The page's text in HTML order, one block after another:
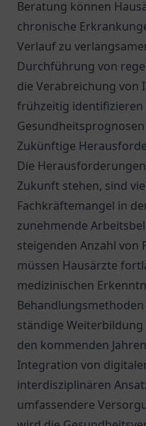
Beratung können
chronische
Verlauf zu
Durchführung von
die Verabreichung von
frühzeitig identifizieren
Zukünftige
Die
Zukunft stehen, sind
Fachkräftemangel in
zunehmende
steigenden Anzahl von
müssen Hausärzte
medizinischen
ständige
den kommenden
Integration von
interdisziplinären
umfassendere